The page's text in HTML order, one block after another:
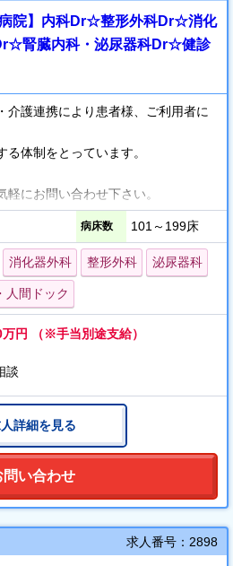
病院】内科Dr☆整形外科Dr☆消化
腎臓内科・泌尿器科Dr☆健診
介護連携により患者様、ご利用者に
体制をとっています。
軽にお問い合わせ下さい。
病床数 101～199床
消化器外科 整形外科 泌尿器科
人間ドック
円 （※手当別途支給）
談
詳細を見る
問い合わせ
求人番号：2898